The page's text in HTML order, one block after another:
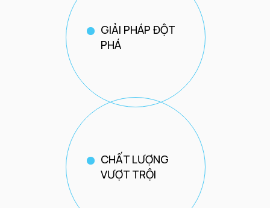
GIẢI PHÁP ĐỘT
PHÁ
CHẤT LƯỢNG
VƯỢT TRỘI